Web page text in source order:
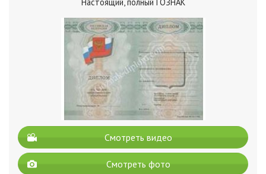
Смотреть видео
Смотреть фото